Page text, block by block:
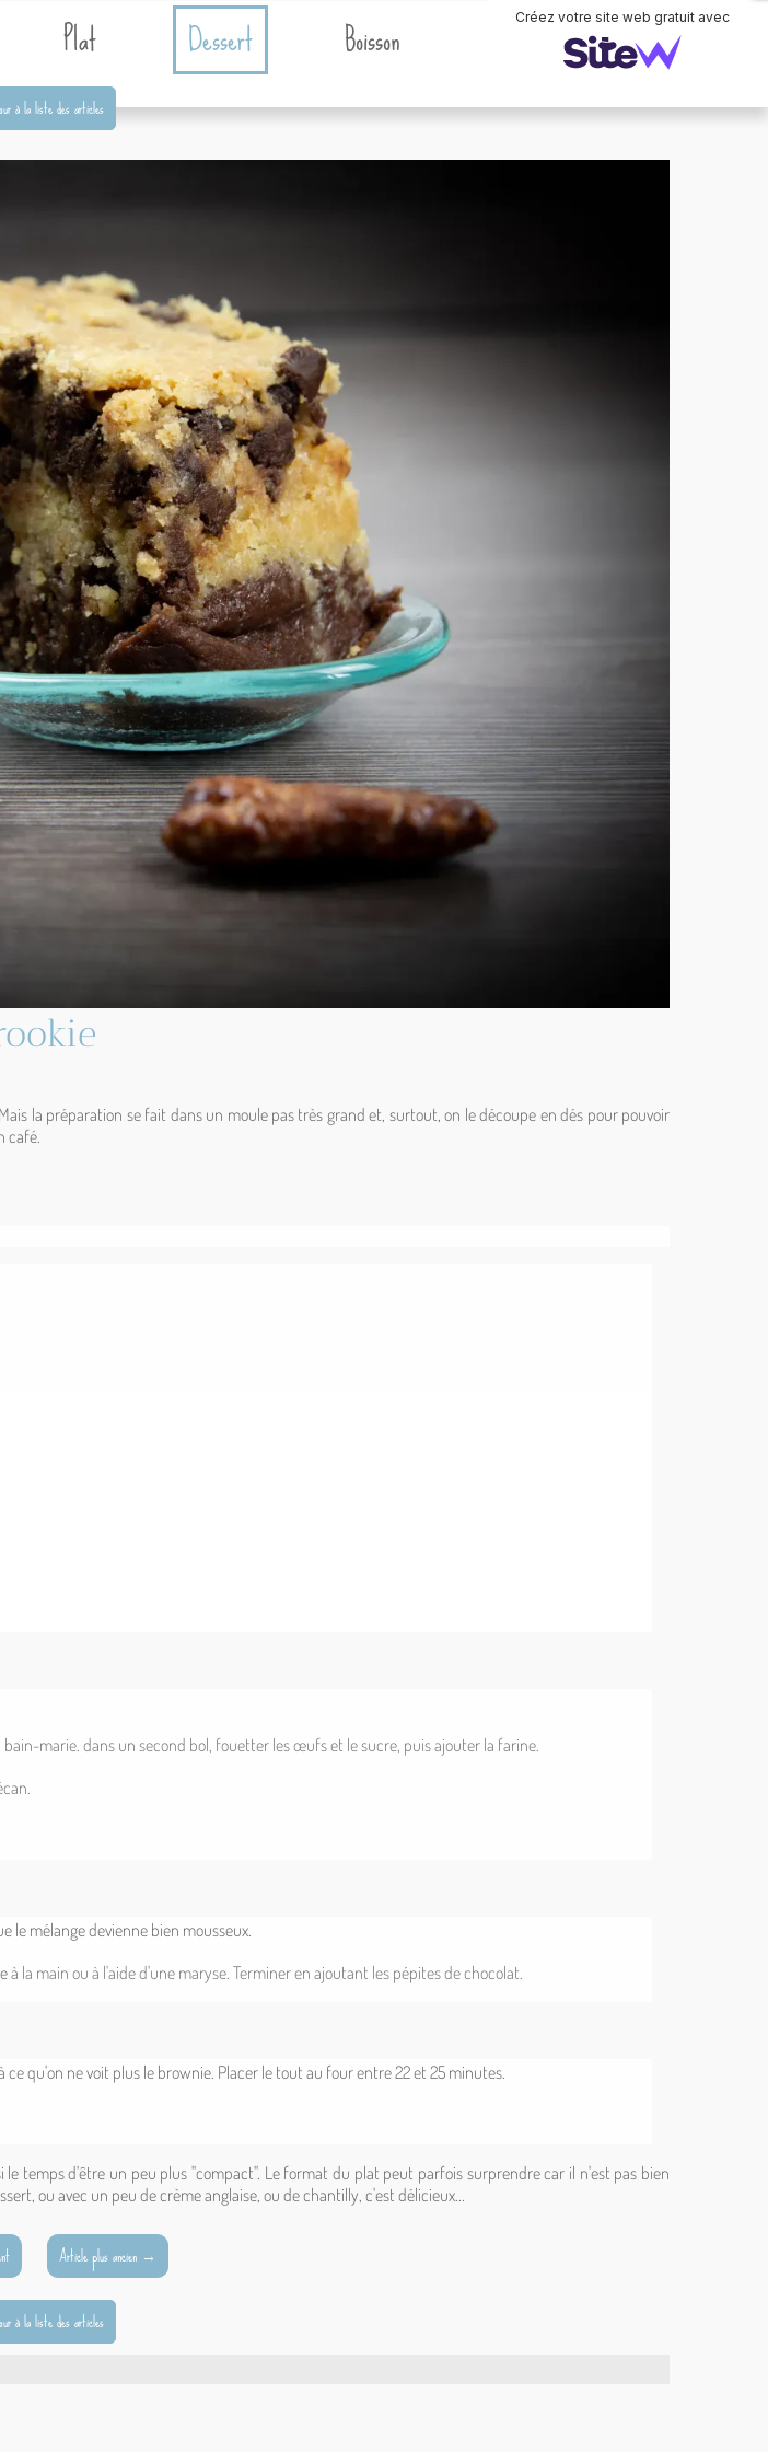
Créez votre site web gratuit avec
Plat Dessert Boisson Thermomix . .
à la liste des articles
la préparation se fait dans un moule pas très grand et, surtout, on le découpe en dés pour pouvoir
café.
marie. dans un second bol, fouetter les œufs et le sucre, puis ajouter la farine.
le mélange devienne bien mousseux.
à la main ou à l'aide d'une maryse. Terminer en ajoutant les pépites de chocolat.
qu'on ne voit plus le brownie. Placer le tout au four entre 22 et 25 minutes.
temps d'être un peu plus "compact". Le format du plat peut parfois surprendre car il n'est pas bien
ou avec un peu de crème anglaise, ou de chantilly, c'est délicieux...
Article plus ancien →
à la liste des articles